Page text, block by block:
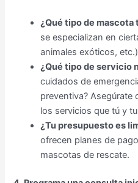
¿Qué tipo de mascota
se especializan en
animales exóticos,
¿Qué tipo de servicio
cuidados de
preventiva? Asegúrate
los servicios que tú y
¿Tu presupuesto es
ofrecen planes de
mascotas de rescate.